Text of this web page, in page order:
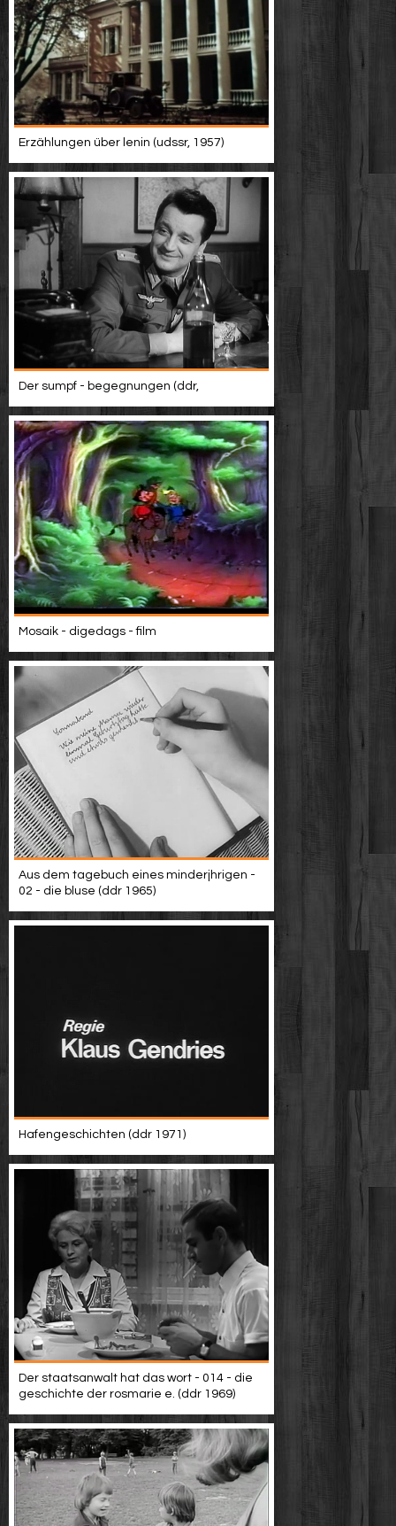
Erzählungen über lenin (udssr, 1957)
Der sumpf - begegnungen (ddr,
Mosaik - digedags - film
Aus dem tagebuch eines minderjhrigen -
02 - die bluse (ddr 1965)
Hafengeschichten (ddr 1971)
Der staatsanwalt hat das wort - 014 - die
geschichte der rosmarie e. (ddr 1969)